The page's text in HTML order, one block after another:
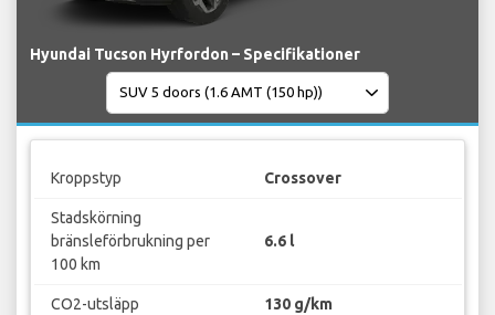
Hyundai Tucson Hyrfordon – Specifikationer
Kroppstyp Crossover
Stadskörning
bränsleförbrukning per
100 km
6.6 l
CO2-utsläpp 130 g/km